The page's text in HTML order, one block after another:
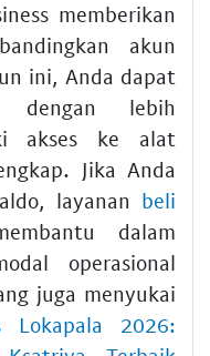
memberikan
akun
ini, Anda dapat
dengan lebih
akses ke alat
Jika Anda
layanan beli
dalam
operasional
juga menyukai
Lokapala 2026: